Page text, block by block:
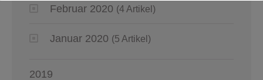
Februar 2020 (4 Artikel)
Januar 2020 (5 Artikel)
2019